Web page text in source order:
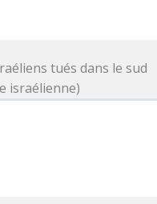
tués dans le sud
israélienne)